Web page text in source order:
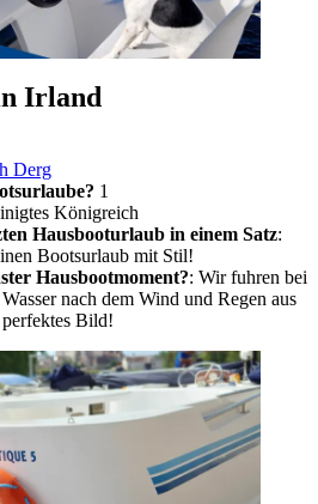
Irland
Derg
1
Königreich
Hausbooturlaub in einem Satz:
Bootsurlaub mit Stil!
Hausbootmoment?: Wir fuhren bei
nach dem Wind und Regen aus
Bild!